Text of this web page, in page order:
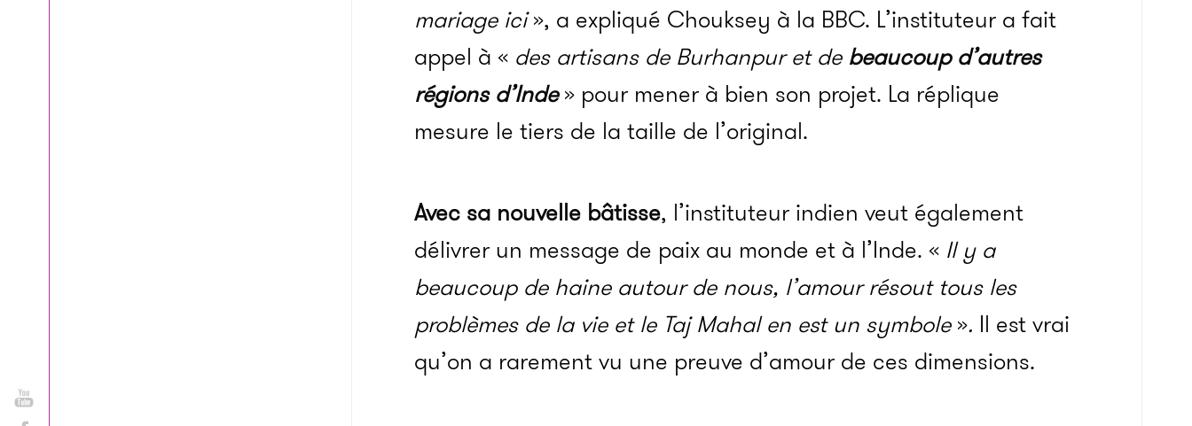
mariage ici», a expliqué Chouksey à la BBC. L’instituteur a fait
appel à « des artisans de Burhanpuret de beaucoup d’autres
régions d’Inde» pour mener à bien son projet. La réplique
mesure le tiers de la taille de l’original.
Avec sa nouvelle bâtisse, l’instituteur indien veut également
délivrer un message de paix au monde et à l’Inde. « Il y a
beaucoup de haine autour de nous, l’amour résout tous les
problèmes de la vie et le Taj Mahal en est un symbole». Il est vrai
qu’on a rarement vu une preuve d’amour de ces dimensions.